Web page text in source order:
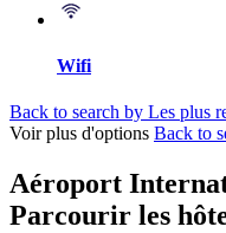
Wifi
Back to search by Les plus
Voir plus d'options Back to
Aéroport
Parcourir les